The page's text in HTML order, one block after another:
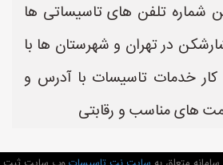
تلفن های تاسیساتی ها
در تهران و شهرستان ها با
خدمات تاسیسات با آدرس و
های مناسب و رقابتی